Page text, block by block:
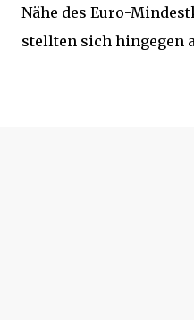
Nähe des Euro-
stellten sich hingegen